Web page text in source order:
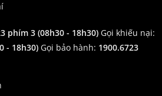
phím 3 (08h30 - 18h30) Gọi khiếu nại:
- 18h30) Gọi bảo hành: 1900.6723